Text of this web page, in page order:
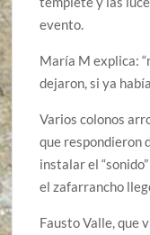
evento.
María M explica:
dejaron, si ya
Varios colonos
que respondieron
instalar el
el zafarrancho
Fausto Valle, que